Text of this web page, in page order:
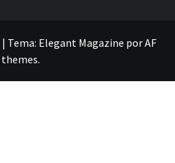
| Tema: Elegant Magazine porAF
themes.